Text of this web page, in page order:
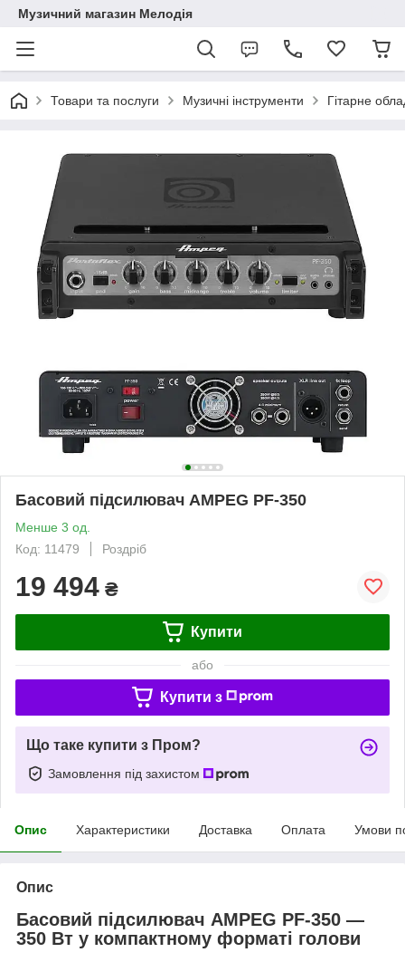
Музичний магазин Мелодія
Товари та послуги Музичні інструменти Гітарне
Басовий підсилювач AMPEG PF-350
Менше 3 од.
Код: 11479
Роздріб
19 494 ₴
Купити
або
Купити з
Що таке купити з Пром?
Замовлення під захистом
Опис Характеристики Доставка Оплата Умови
Опис
Басовий підсилювач AMPEG PF-350 —
350 Вт у компактному форматі голови